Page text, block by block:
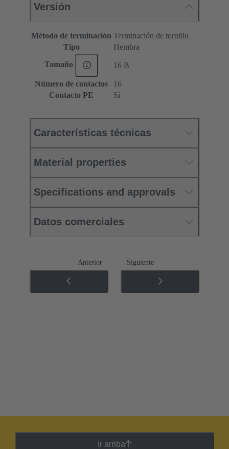
Versión
Método de terminación Terminación de tornillo
Tipo
Hembra
Tamaño 16 B
Número de contactos
16
Contacto PE
Sí
Características técnicas
Material properties
Specifications and approvals
Datos comerciales
Anterior Siguiente
Ir arriba